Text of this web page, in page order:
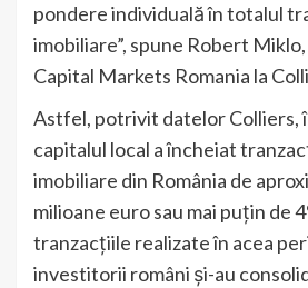
pondere individuală în totalul
imobiliare”, spune Robert
Capital Markets Romania la
Astfel, potrivit datelor Colliers,
capitalul local a încheiat
imobiliare din România de
milioane euro sau mai puțin de
tranzacțiile realizate în acea
investitorii români și-au